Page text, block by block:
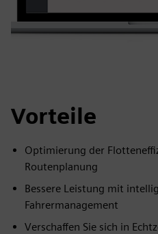
Vorteile
Optimierung der
Routenplanung
Bessere Leistung mit
Fahrermanagement
Verschaffen Sie sich in